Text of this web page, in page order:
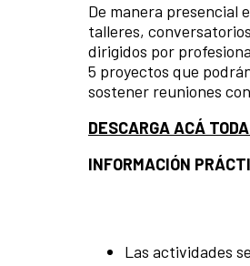
De manera presencial
talleres,
dirigidos por
5 proyectos que
sostener reuniones
DESCARGA ACÁ
INFORMACIÓN
Las actividades